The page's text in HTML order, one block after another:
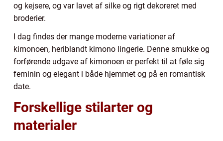
og kejsere, og var lavet af silke og rigt dekoreret med
broderier.
I dag findes der mange moderne variationer af
kimonoen, heriblandt kimono lingerie. Denne smukke og
forførende udgave af kimonoen er perfekt til at føle sig
feminin og elegant i både hjemmet og på en romantisk
date.
Forskellige stilarter og
materialer